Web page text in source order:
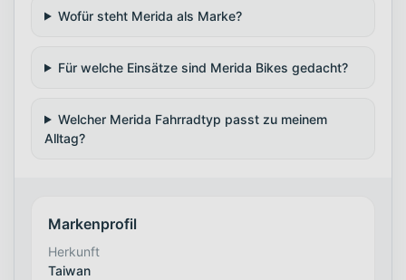
Wofür steht Merida als Marke?
Für welche Einsätze sind Merida Bikes gedacht?
Welcher Merida Fahrradtyp passt zu meinem
Alltag?
Markenprofil
Herkunft
Taiwan